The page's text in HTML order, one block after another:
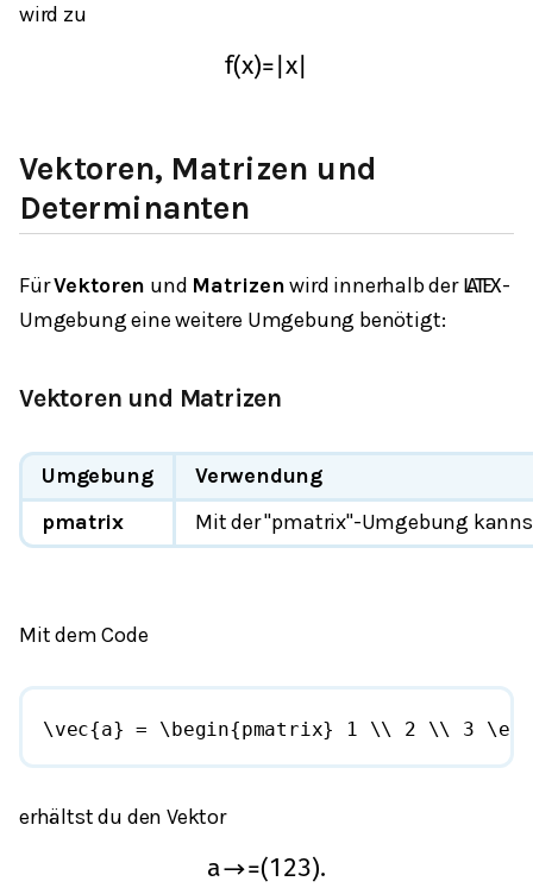
wird zu
f(x)= x
Vektoren, Matrizen und
Determinanten
FürVektoren und Matrizenwird innerhalb der L
ATEX-
Umgebung eine weitere Umgebung benötigt:
Vektoren und Matrizen
Umgebung
Verwendung
pmatrix
Mit der "pmatrix"-Umgebung
Mit dem Code
\vec{a} = \begin{pmatrix} 1 \\ 2 \\ 3
erhältst du den Vektor
a→=(1 23).